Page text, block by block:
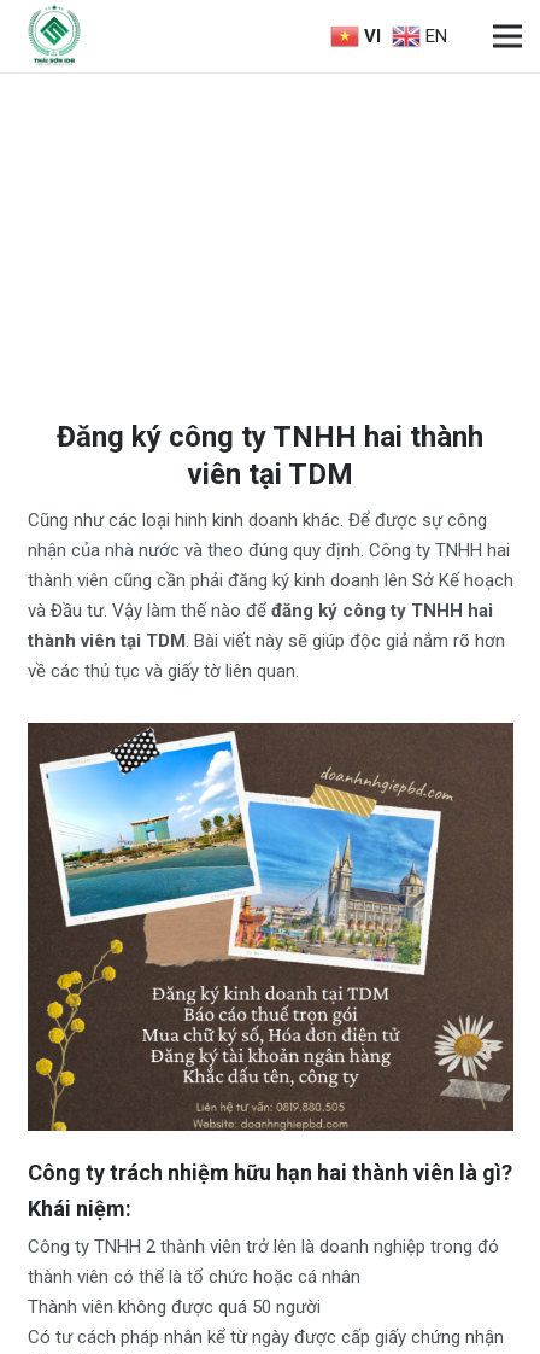
VI EN
Đăng ký công ty TNHH hai thành
viên tại TDM
Cũng như các loại hinh kinh doanh khác. Để được sự công
nhận của nhà nước và theo đúng quy định. Công ty TNHH hai
thành viên cũng cần phải đăng ký kinh doanh lên Sở Kế hoạch
và Đầu tư. Vậy làm thế nào đểđăng ký công ty TNHH hai
thành viên tại TDM. Bài viết này sẽ giúp độc giả nắm rõ hơn
về các thủ tục và giấy tờ liên quan.
Công ty trách nhiệm hữu hạn hai thành viên là gì?
Khái niệm:
Công ty TNHH 2 thành viên trở lên là doanh nghiệp trong đó
thành viên có thể là tổ chức hoặc cá nhân
Thành viên không được quá 50 người
Có tư cách pháp nhân kể từ ngày được cấp giấy chứng nhận